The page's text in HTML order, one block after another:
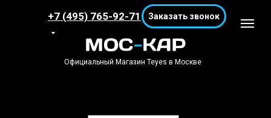
Официальный Магазин Teyes в Москве
+7 (495) 765-92-71 Заказать звонок